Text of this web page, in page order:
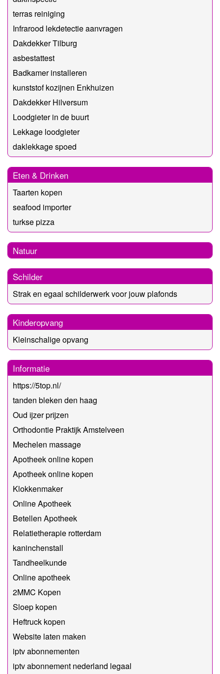
terras reiniging
Infrarood lekdetectie aanvragen
Dakdekker Tilburg
asbestattest
Badkamer installeren
kunststof kozijnen Enkhuizen
Dakdekker Hilversum
Loodgieter in de buurt
Lekkage loodgieter
daklekkage spoed
Eten & Drinken
Taarten kopen
seafood importer
turkse pizza
Natuur
Schilder
Strak en egaal schilderwerk voor jouw plafonds
Kinderopvang
Kleinschalige opvang
Informatie
https://5top.nl/
tanden bleken den haag
Oud ijzer prijzen
Orthodontie Praktijk Amstelveen
Mechelen massage
Apotheek online kopen
Apotheek online kopen
Klokkenmaker
Online Apotheek
Betellen Apotheek
Relatietherapie rotterdam
kaninchenstall
Tandheelkunde
Online apotheek
2MMC Kopen
Sloep kopen
Heftruck kopen
Website laten maken
iptv abonnementen
iptv abonnement nederland legaal​